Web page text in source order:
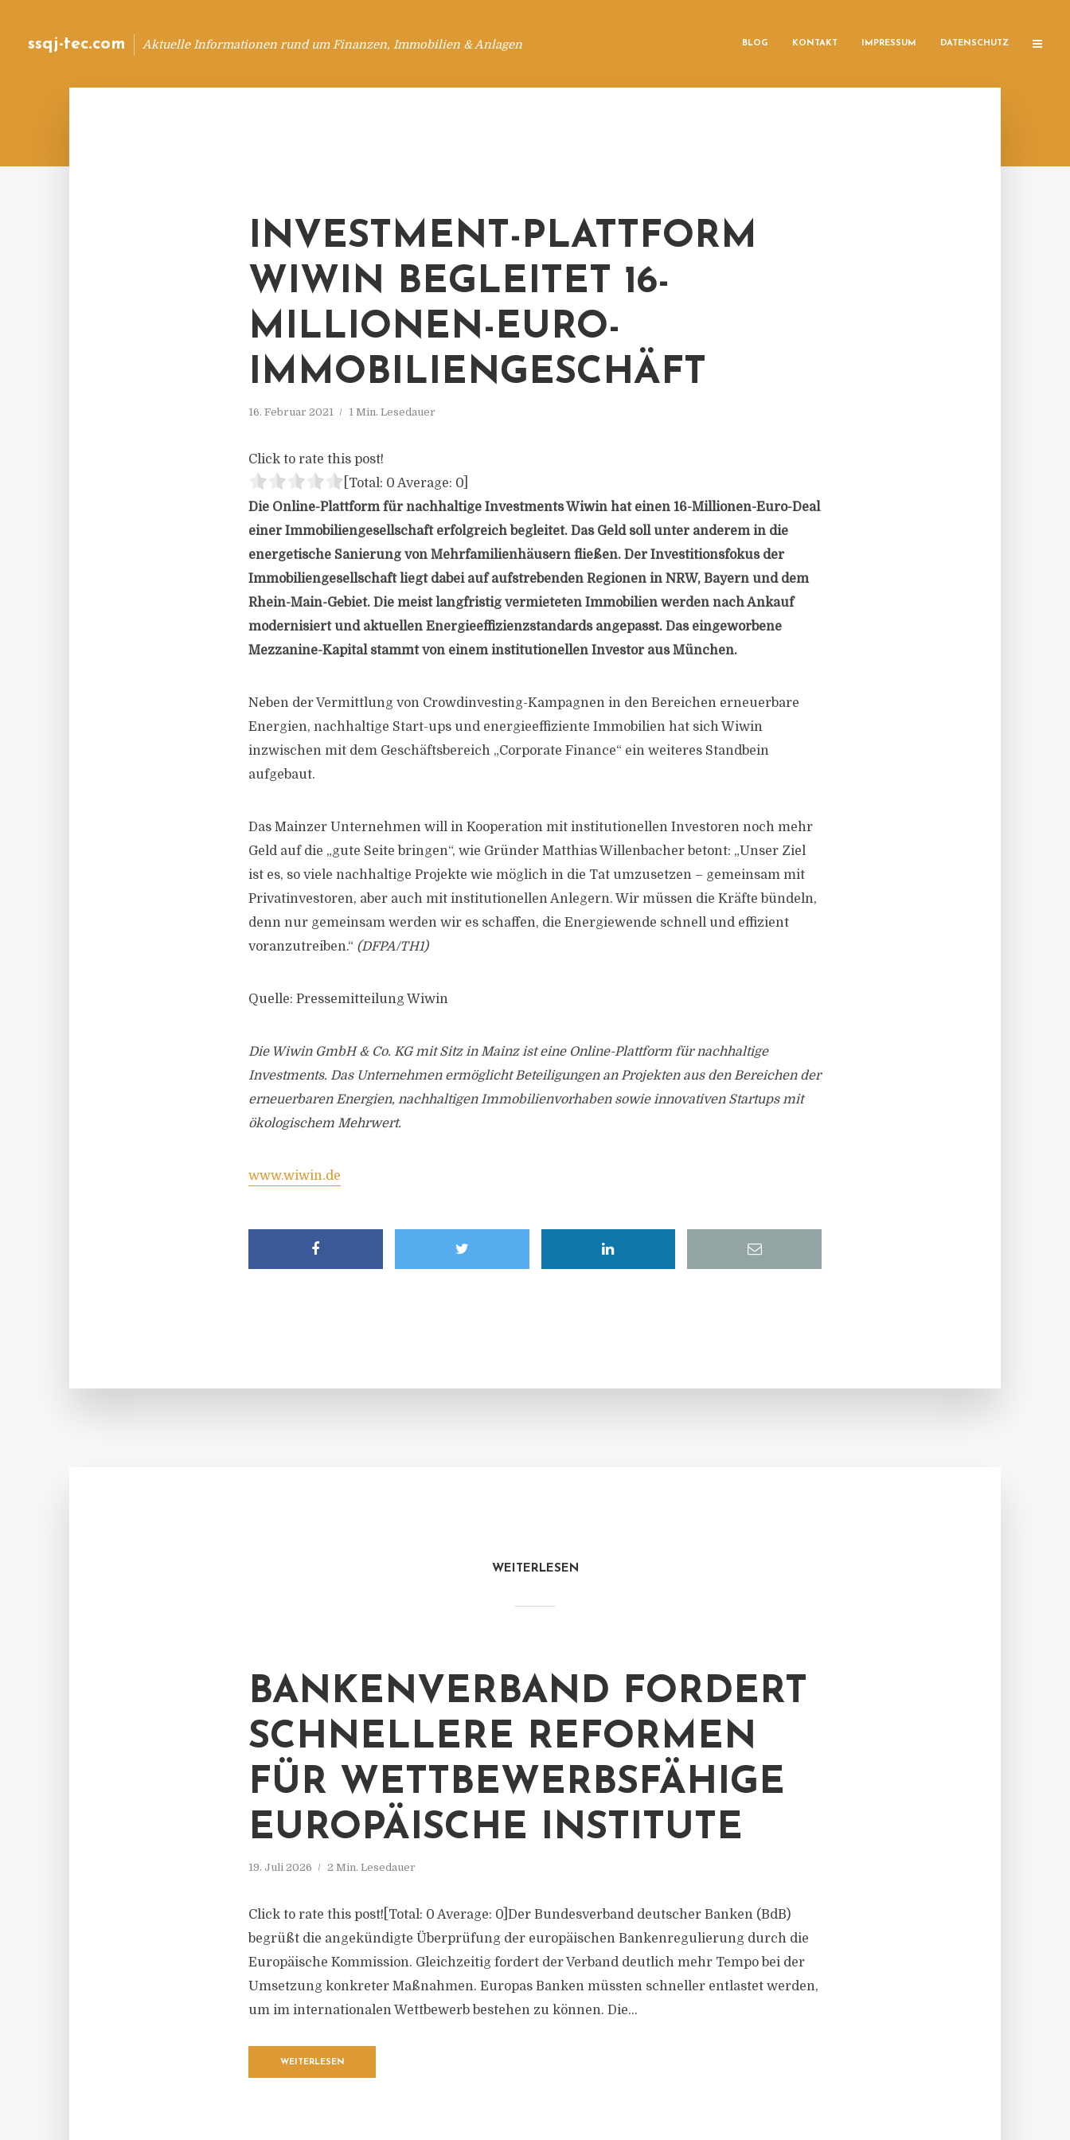
ssqj-tec.com Aktuelle Informationen rund um Finanzen, Immobilien & Anlagen BLOG KONTAKT IMPRESSUM DATENSCHUTZ
INVESTMENT-PLATTFORM
WIWIN BEGLEITET 16-
MILLIONEN-EURO-
IMMOBILIENGESCHÄFT
16. Februar 2021 1 Min. Lesedauer
Click to rate this post!
[Total: 0 Average: 0
Die Online-Plattform für nachhaltige Investments Wiwin hat einen 16-Millionen-Euro-Deal
einer Immobiliengesellschaft erfolgreich begleitet. Das Geld soll unter anderem in die
energetische Sanierung von Mehrfamilienhäusern fließen. Der Investitionsfokus der
Immobiliengesellschaft liegt dabei auf aufstrebenden Regionen in NRW, Bayern und dem
Rhein-Main-Gebiet. Die meist langfristig vermieteten Immobilien werden nach Ankauf
modernisiert und aktuellen Energieeffizienzstandards angepasst. Das eingeworbene
Mezzanine-Kapital stammt von einem institutionellen Investor aus München.
Neben der Vermittlung von Crowdinvesting-Kampagnen in den Bereichen erneuerbare
Energien, nachhaltige Start-ups und energieeffiziente Immobilien hat sich Wiwin
inzwischen mit dem Geschäftsbereich „Corporate Finance“ ein weiteres Standbein
aufgebaut.
Das Mainzer Unternehmen will in Kooperation mit institutionellen Investoren noch mehr
Geld auf die „gute Seite bringen“, wie Gründer Matthias Willenbacher betont: „Unser Ziel
ist es, so viele nachhaltige Projekte wie möglich in die Tat umzusetzen – gemeinsam mit
Privatinvestoren, aber auch mit institutionellen Anlegern. Wir müssen die Kräfte bündeln,
denn nur gemeinsam werden wir es schaffen, die Energiewende schnell und effizient
voranzutreiben.“ (DFPA/TH1)
Quelle: Pressemitteilung Wiwin
Die Wiwin GmbH & Co. KG mit Sitz in Mainz ist eine Online-Plattform für nachhaltige
Investments. Das Unternehmen ermöglicht Beteiligungen an Projekten aus den Bereichen der
erneuerbaren Energien, nachhaltigen Immobilienvorhaben sowie innovativen Startups mit
ökologischem Mehrwert.
www.wiwin.de
WEITERLESEN
BANKENVERBAND FORDERT
SCHNELLERE REFORMEN
FÜR WETTBEWERBSFÄHIGE
EUROPÄISCHE INSTITUTE
19. Juli 2026 2 Min. Lesedauer
Click to rate this post![Total: 0 Average: 0]Der Bundesverband deutscher Banken (BdB)
begrüßt die angekündigte Überprüfung der europäischen Bankenregulierung durch die
Europäische Kommission. Gleichzeitig fordert der Verband deutlich mehr Tempo bei der
Umsetzung konkreter Maßnahmen. Europas Banken müssten schneller entlastet werden,
um im internationalen Wettbewerb bestehen zu können. Die...
WEITERLESEN